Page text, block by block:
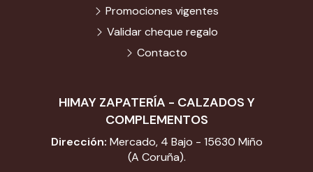
HIMAY ZAPATERÍA - CALZADOS Y
COMPLEMENTOS
Dirección: Mercado, 4 Bajo - 15630 Miño
(A Coruña).
Promociones vigentes
Validar cheque regalo
Contacto